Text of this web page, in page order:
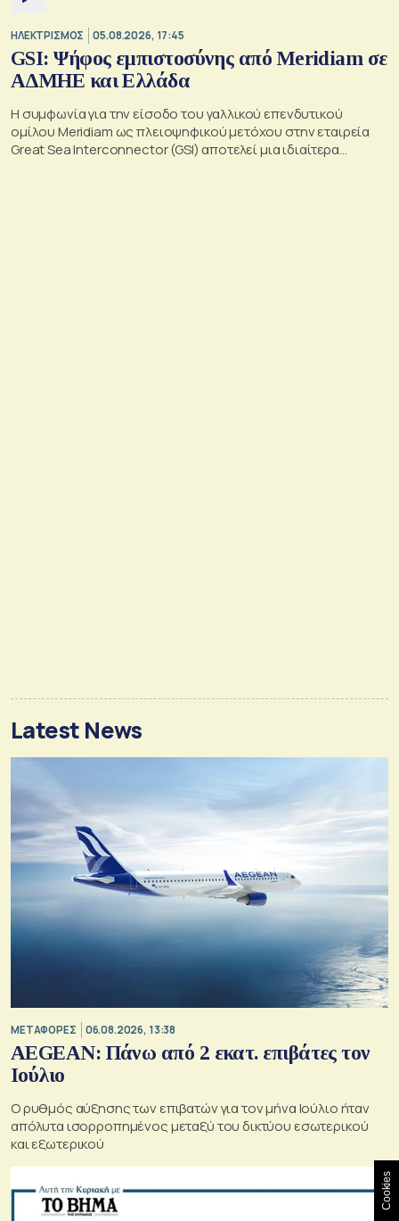
ΗΛΕΚΤΡΙΣΜΟΣ 05.08.2026, 17:45
GSI: Ψήφος εμπιστοσύνης από Meridiam σε
ΑΔΜΗΕ και Ελλάδα
Η συμφωνία για την είσοδο του γαλλικού επενδυτικού
ομίλου Meridiam ως πλειοψηφικού μετόχου στην εταιρεία
Great Sea Interconnector (GSI) αποτελεί μια ιδιαίτερα
Latest News
ΜΕΤΑΦΟΡΕΣ 06.08.2026, 13:38
AEGEAN: Πάνω από 2 εκατ. επιβάτες τον
Ιούλιο
Ο ρυθμός αύξησης των επιβατών για τον μήνα Ιούλιο ήταν
απόλυτα ισορροπημένος μεταξύ του δικτύου εσωτερικού
και εξωτερικού
Cookies